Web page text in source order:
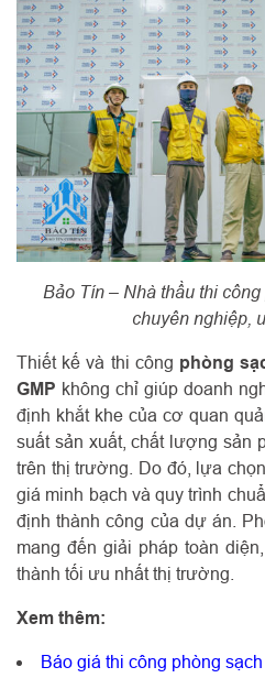
Bảo Tín – Nhà thầu thi
chuyên nghiệp,
Thiết kế và thi công phòng
GMP không chỉ giúp doanh
định khắt khe của cơ quan
suất sản xuất, chất lượng sản
trên thị trường. Do đó, lựa
giá minh bạch và quy trình
định thành công của dự án.
mang đến giải pháp toàn
thành tối ưu nhất thị trường.
Xem thêm:
Báo giá thi công phòng